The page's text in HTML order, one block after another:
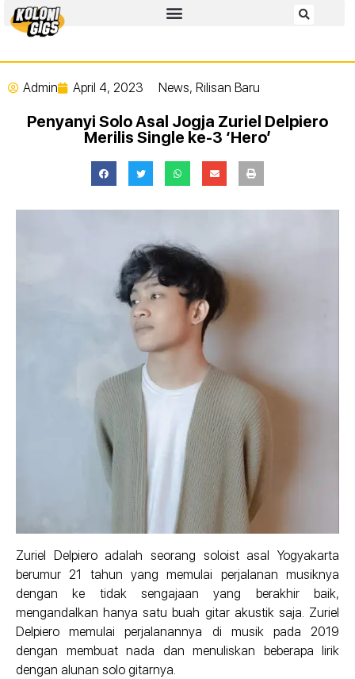
Admin April 4, 2023 News, Rilisan Baru
Penyanyi Solo Asal Jogja Zuriel Delpiero
Merilis Single ke-3 ‘Hero’
Zuriel Delpiero adalah seorang soloist asal Yogyakarta
berumur 21 tahun yang memulai perjalanan musiknya
dengan ke tidak sengajaan yang berakhir baik,
mengandalkan hanya satu buah gitar akustik saja. Zuriel
Delpiero memulai perjalanannya di musik pada 2019
dengan membuat nada dan menuliskan beberapa lirik
dengan alunan solo gitarnya.